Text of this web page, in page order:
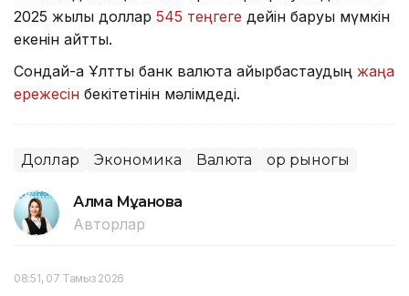
2025 жылы доллар 545 теңгеге дейін баруы мүмкін
екенін айтты.
Сондай-ақ Ұлттық банк валюта айырбастаудың жаңа
ережесін бекітетінін мәлімдеді.
Доллар Экономика Валюта Қор рыногы
Алма Мұқанова
Авторлар
08:51, 07 Тамыз 2026